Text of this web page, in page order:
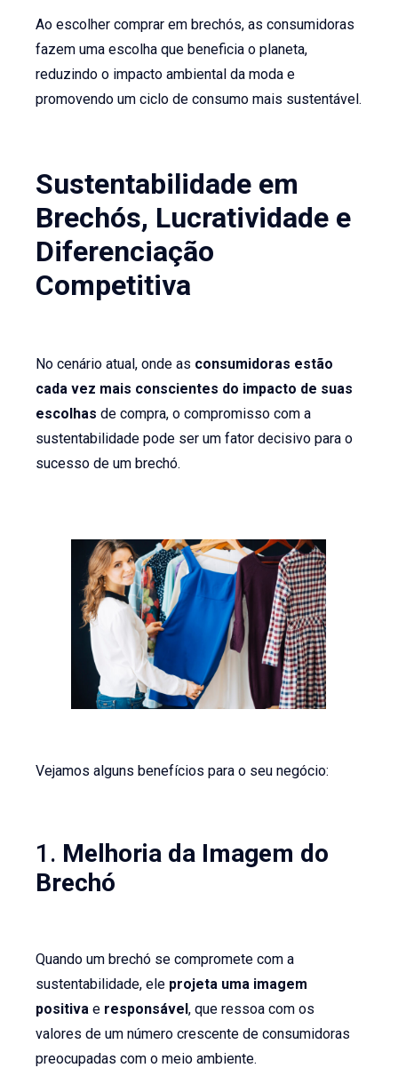
Ao escolher comprar em brechós, as consumidoras
fazem uma escolha que beneficia o planeta,
reduzindo o impacto ambiental da moda e
promovendo um ciclo de consumo mais sustentável.
Sustentabilidade em
Brechós, Lucratividade e
Diferenciação
Competitiva
No cenário atual, onde as consumidoras estão
cada vez mais conscientes do impacto de suas
escolhasde compra, o compromisso com a
sustentabilidade pode ser um fator decisivo para o
sucesso de um brechó.
Vejamos alguns benefícios para o seu negócio:
1. Melhoria da Imagem do
Brechó
Quando um brechó se compromete com a
sustentabilidade, ele projeta uma imagem
positiva e responsável, que ressoa com os
valores de um número crescente de consumidoras
preocupadas com o meio ambiente.